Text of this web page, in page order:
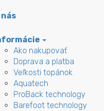
nás
Ako nakupovať
Doprava a platba
Veľkosti topánok
Aquatech
ProBack technology
Barefoot technology